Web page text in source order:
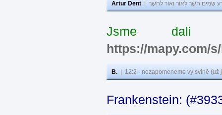
Artur Dent שָׂמִים חֹשֶׁךְ לְאוֹר וְאוֹר לְחֹשֶׁךְ
Jsme dali
https://mapy.com/
B. 12:2 - nezapomeneme vy svině
Frankenstein: